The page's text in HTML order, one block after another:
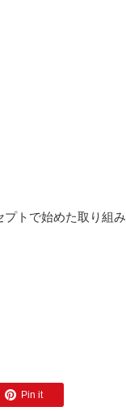
トで始めた取り組み
Pin it